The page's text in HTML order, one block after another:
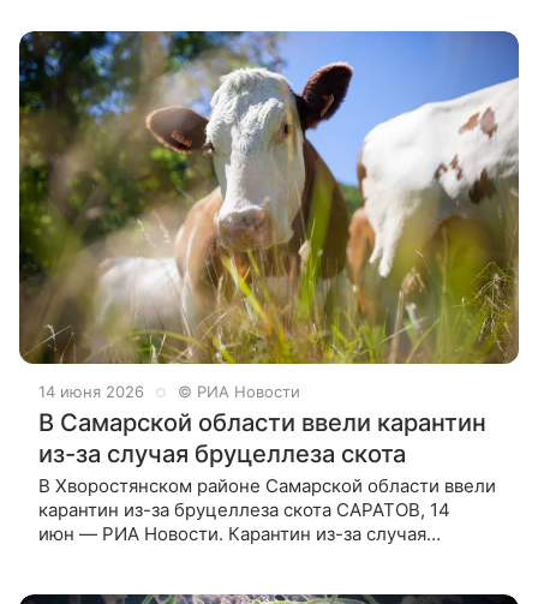
14 июня 2026 © РИА Новости
В Самарской области ввели карантин
из-за случая бруцеллеза скота
В Хворостянском районе Самарской области ввели
карантин из-за бруцеллеза скота САРАТОВ, 14
июн — РИА Новости. Карантин из-за случая